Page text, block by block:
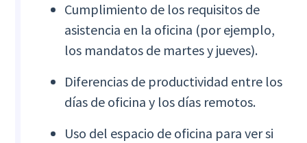
Cumplimiento de los requisitos de
asistencia en la oficina (por ejemplo,
los mandatos de martes y jueves).
Diferencias de productividad entre los
días de oficina y los días remotos.
Uso del espacio de oficina para ver si